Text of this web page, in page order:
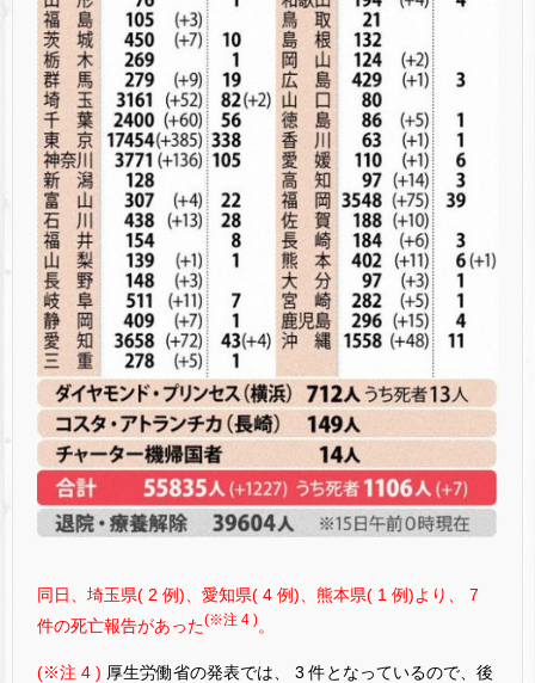
同日、埼玉県( 2 例)、愛知県( 4 例)、熊本県( 1 例)より、 7
件の死亡報告があった(※注 4 )。
(※注 4 ) 厚生労働省の発表では、 3 件となっているので、後